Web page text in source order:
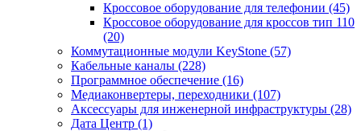
Кроссовое оборудование для телефонии (45)
Кроссовое оборудование для кроссов тип 110
(20)
Коммутационные модули KeyStone (57)
Кабельные каналы (228)
Программное обеспечение (16)
Медиаконвертеры, переходники (107)
Аксессуары для инженерной инфраструктуры (28)
Дата Центр (1)